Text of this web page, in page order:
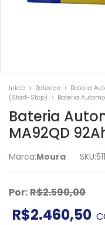
Início > Baterias > Bateria
(Start-Stop) > Bateria
Bateria
MA92QD
Marca:Moura SKU:
Por:R$2.590,00
R$2.460,50